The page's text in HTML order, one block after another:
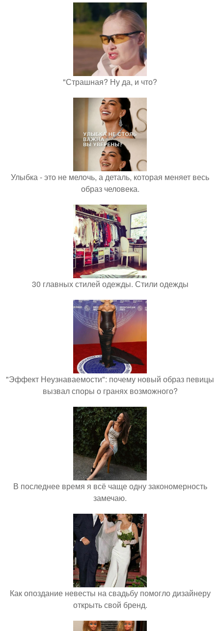
"Страшная? Ну да, и что?
Улыбка - это не мелочь, а деталь, которая меняет весь
образ человека.
30 главных стилей одежды. Стили одежды
"Эффект Неузнаваемости": почему новый образ певицы
вызвал споры о гранях возможного?
В последнее время я всё чаще одну закономерность
замечаю.
Как опоздание невесты на свадьбу помогло дизайнеру
открыть свой бренд.